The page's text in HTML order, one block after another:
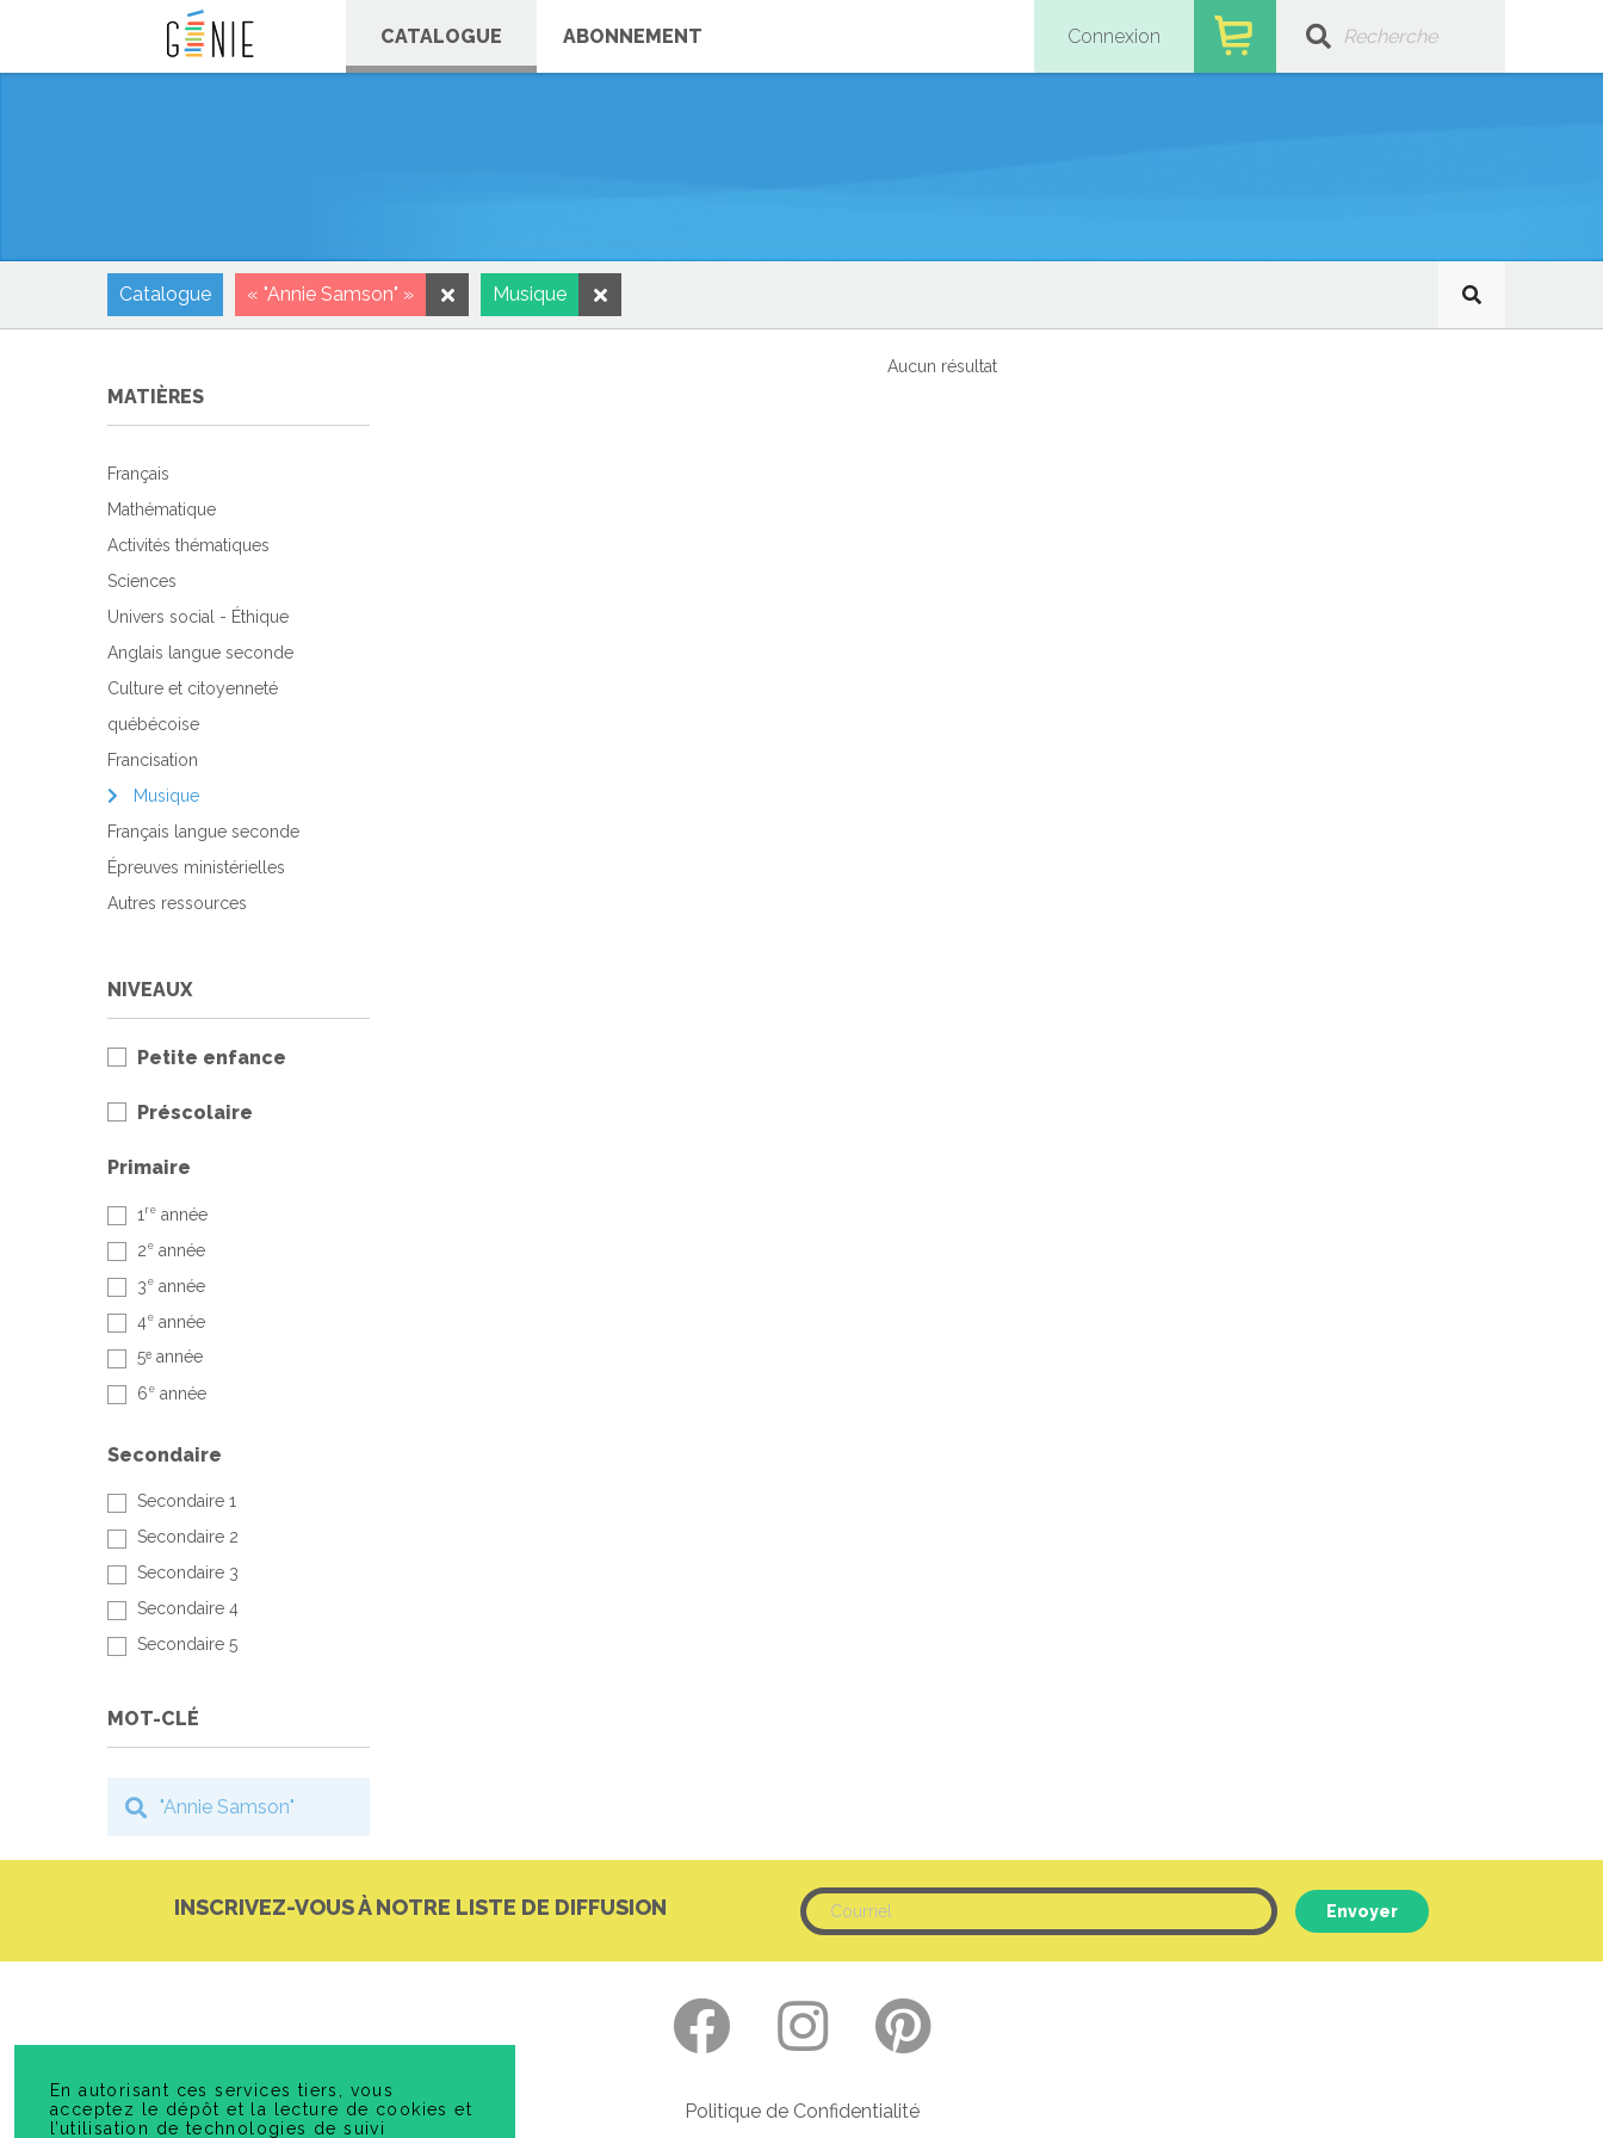
CATALOGUE ABONNEMENT Connexion
Catalogue « "Annie Samson" » Musique
MATIÈRES
Français
Mathématique
Activités thématiques
Sciences
Univers social - Éthique
Anglais langue seconde
Culture et citoyenneté
québécoise
Francisation
Musique
Français langue seconde
Épreuves ministérielles
Autres ressources
NIVEAUX
Petite enfance
Préscolaire
Primaire
1 re année
2 e année
3 e année
4e année
5ᵉ année
6 e année
Secondaire
Secondaire 1
Secondaire 2
Secondaire 3
Secondaire 4
Secondaire 5
MOT-CLÉ
Aucun résultat
INSCRIVEZ-VOUS À NOTRE LISTE DE DIFFUSION Envoyer
Politique de Confidentialité
Panneau de gestion des cookies
En autorisant ces services tiers, vous
acceptez le dépôt et la lecture de cookies et
l’utilisation de technologies de suivi